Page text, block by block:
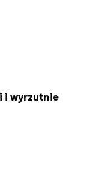
i wyrzutnie